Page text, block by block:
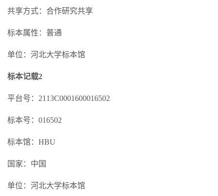
共享方式：合作研究共享
标本属性：普通
单位：河北大学标本馆
标本记载2
平台号：2113C0001600016502
标本号：016502
标本馆：HBU
国家：中国
单位：河北大学标本馆